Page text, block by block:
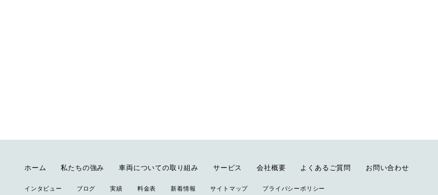
ホーム 私たちの強み 車両についての取り組み サービス 会社概要 よくあるご質問 お問い合わせ
インタビュー ブログ 実績 料金表 新着情報 サイトマップ プライバシーポリシー